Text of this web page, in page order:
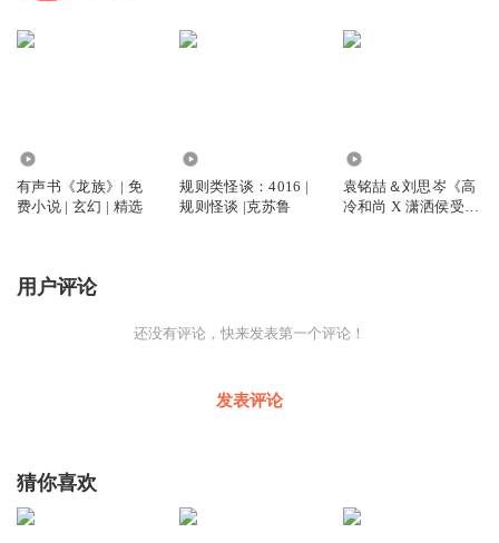
有声书《龙族》| 免
费小说 | 玄幻 | 精选
规则类怪谈：4016 |
规则怪谈 |克苏鲁
袁铭喆＆刘思岑《高
冷和尚 X 潇洒侯受》
用户评论
还没有评论，快来发表第一个评论！
发表评论
猜你喜欢